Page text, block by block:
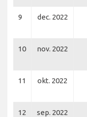
9 dec. 2022
10 nov. 2022
11 okt. 2022
12 sep. 2022